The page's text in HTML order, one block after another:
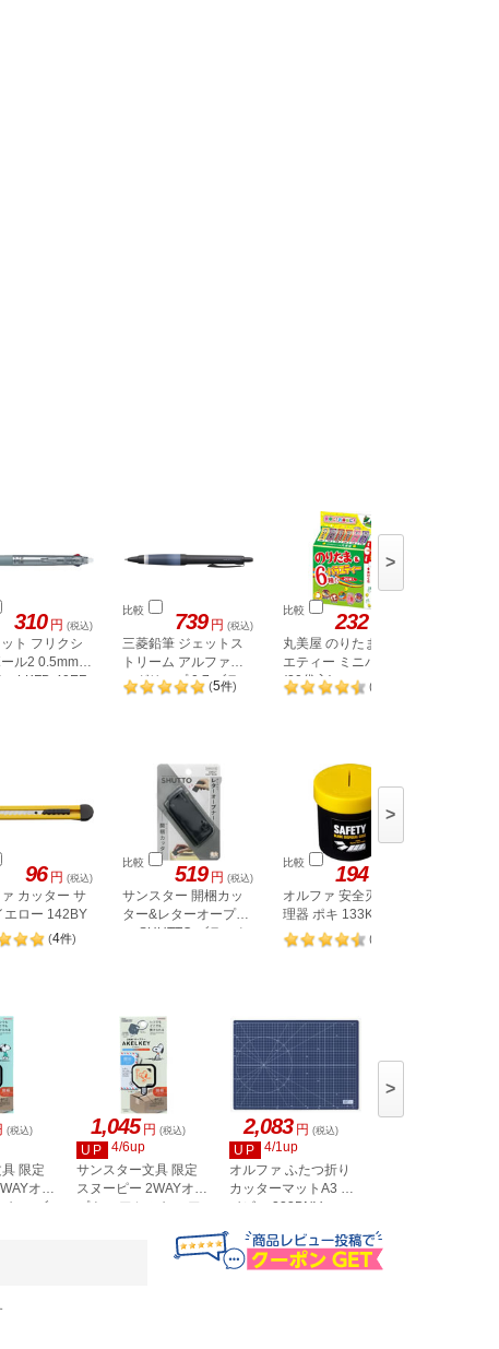
310 円 (税込)
ト フリクシ
ール2 0.5mm
ー LKFB-40EF-
比較 739 円 (税込)
三菱鉛筆 ジェットス
トリーム アルファゲ
ルグリップ 0.7 ブラッ
ク
(5件)
比較 232
丸美屋 のりたま&バラ
エティー ミニパック
(20袋入)
(
>
96 円 (税込)
カッター サ
エロー 142BY
(4件)
比較 519 円 (税込)
サンスター 開梱カッ
ター&レターオープナ
ー SHUTTO ブラック
比較 194
オルファ 安全刃折処
理器 ポキ 133K
(
>
(税込)
限定
オー
キー ブ
1,045 円 (税込)
UP
4/6up
サンスター文具 限定
スヌーピー 2WAYオー
プナー アケルキー ア
2,083 円 (税込)
UP
4/1up
オルファ ふたつ折り
カッターマットA3 ネ
イビー 223BNV
>